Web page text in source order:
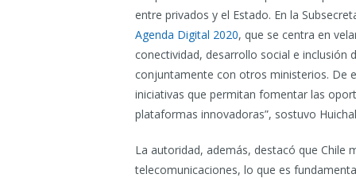
entre privados y el Estado. En la
Agenda Digital 2020, que se centra en
conectividad, desarrollo social e inclusión
conjuntamente con otros ministerios. De
iniciativas que permitan fomentar las
plataformas innovadoras”, sostuvo
La autoridad, además, destacó que Chile
telecomunicaciones, lo que es